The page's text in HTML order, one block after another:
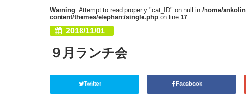
Warning: Attempt to read property "cat_ID" on null in /home/
content/themes/elephant/single.php on line 17
2018/11/01
９月ランチ会
Twitter Facebook